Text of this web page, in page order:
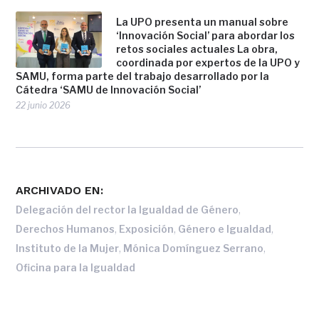
La UPO presenta un manual sobre
‘Innovación Social’ para abordar los
retos sociales actuales La obra,
coordinada por expertos de la UPO y
SAMU, forma parte del trabajo desarrollado por la
Cátedra ‘SAMU de Innovación Social’
22 junio 2026
ARCHIVADO EN:
Delegación del rector la Igualdad de Género,
Derechos Humanos, Exposición, Género e Igualdad,
Instituto de la Mujer, Mónica Domínguez Serrano,
Oficina para la Igualdad